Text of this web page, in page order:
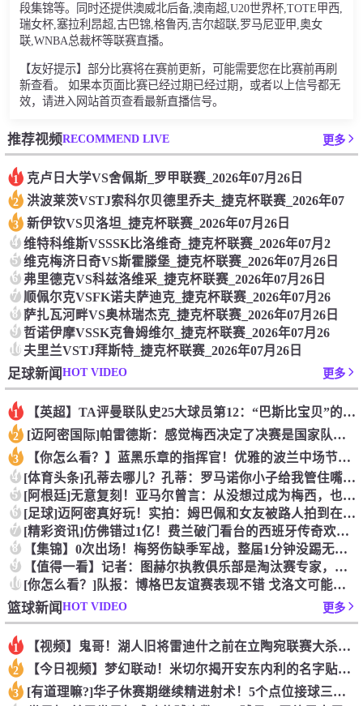
段集锦等。同时还提供澳威北后备,澳南超,U20世界杯,TOTE甲西,
瑞女杯,塞拉利昂超,古巴锦,格鲁丙,吉尔超联,罗马尼亚甲,奥女
联,WNBA总裁杯等联赛直播。
【友好提示】部分比赛将在赛前更新，可能需要您在比赛前再刷
新查看。 如果本页面比赛已经过期已经过期，或者以上信号都无
效，请进入网站首页查看最新直播信号。
推荐视频RECOMMEND LIVE 更多
1 克卢日大学VS舍佩斯_罗甲联赛_2026年07月26日
2 洪波莱茨VSTJ索科尔贝德里乔夫_捷克杯联赛_2026年07
3 新伊钦VS贝洛坦_捷克杯联赛_2026年07月26日
4 维特科维斯VSSSK比洛维奇_捷克杯联赛_2026年07月2
5 维克梅济日奇VS斯霍滕堡_捷克杯联赛_2026年07月26日
6 弗里德克VS科兹洛维采_捷克杯联赛_2026年07月26日
7 顺佩尔克VSFK诺夫萨迪克_捷克杯联赛_2026年07月26
8 萨扎瓦河畔VS奥林瑞杰克_捷克杯联赛_2026年07月26日
9 哲诺伊摩VSSK克鲁姆维尔_捷克杯联赛_2026年07月26
10 夫里兰VSTJ拜斯特_捷克杯联赛_2026年07月26日
足球新闻HOT VIDEO 更多
1 【英超】TA评曼联队史25大球员第12：“巴斯比宝贝”的绝佳
2 [迈阿密国际]帕雷德斯：感觉梅西决定了决赛是国家队最后一战，
3 【你怎么看？】蓝黑乐章的指挥官！优雅的波兰中场节拍器！
4 [体育头条]孔蒂去哪儿？孔蒂：罗马诺你小子给我管住嘴哈！
5 [阿根廷]无意复刻！亚马尔曾言：从没想过成为梅西，也不会穿他
6 [足球]迈阿密真好玩！实拍：姆巴佩和女友被路人拍到在夜店狂欢
7 [精彩资讯]仿佛错过1亿！费兰破门看台的西班牙传奇欢呼，拉莫
8 【集锦】0次出场！梅努伤缺季军战，整届1分钟没踢无缘世界杯首
9 【值得一看】记者：图赫尔执教俱乐部是淘汰赛专家，但在真正压力
10 [你怎么看？]队报：博格巴友谊赛表现不错 戈洛文可能加盟沙特
篮球新闻HOT VIDEO 更多
1 【视频】鬼哥！湖人旧将雷迪什之前在立陶宛联赛大杀四方
2 【今日视频】梦幻联动！米切尔揭开安东内利的名字贴纸！
3 [有道理嘛?]华子休赛期继续精进射术！5个点位接球三分全部命